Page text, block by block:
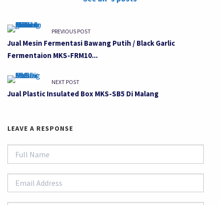
PREVIOUS POST
Jual Mesin Fermentasi Bawang Putih / Black Garlic
Fermentaion MKS-FRM10...
NEXT POST
Jual Plastic Insulated Box MKS-SB5 Di Malang
LEAVE A RESPONSE